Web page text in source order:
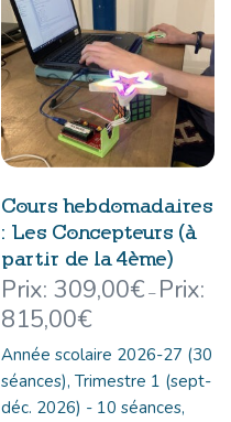
Cours hebdomadaires
: Les Concepteurs (à
partir de la 4ème)
309,00€ –
815,00€
Année scolaire 2026-27 (30
séances), Trimestre 1 (sept-
déc. 2026) - 10 séances,